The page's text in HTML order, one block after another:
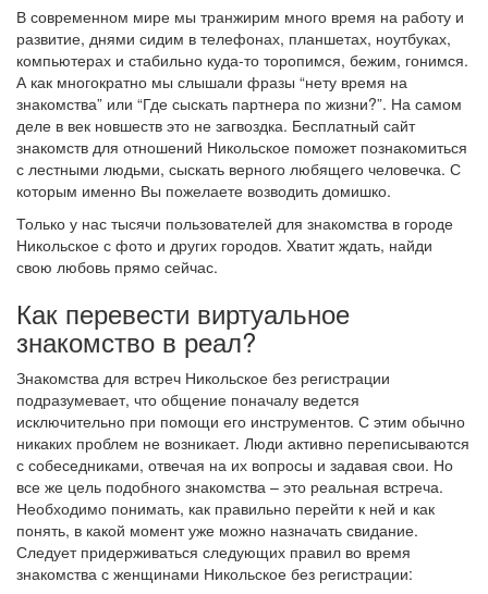
В современном мире мы транжирим много время на работу и
развитие, днями сидим в телефонах, планшетах, ноутбуках,
компьютерах и стабильно куда-то торопимся, бежим, гонимся.
А как многократно мы слышали фразы “нету время на
знакомства” или “Где сыскать партнера по жизни?”. На самом
деле в век новшеств это не загвоздка. Бесплатный сайт
знакомств для отношений Никольское поможет познакомиться
с лестными людьми, сыскать верного любящего человечка. С
которым именно Вы пожелаете возводить домишко.
Только у нас тысячи пользователей для знакомства в городе
Никольское с фото и других городов. Хватит ждать, найди
свою любовь прямо сейчас.
Как перевести виртуальное
знакомство в реал?
Знакомства для встреч Никольское без регистрации
подразумевает, что общение поначалу ведется
исключительно при помощи его инструментов. С этим обычно
никаких проблем не возникает. Люди активно переписываются
с собеседниками, отвечая на их вопросы и задавая свои. Но
все же цель подобного знакомства – это реальная встреча.
Необходимо понимать, как правильно перейти к ней и как
понять, в какой момент уже можно назначать свидание.
Следует придерживаться следующих правил во время
знакомства с женщинами Никольское без регистрации: